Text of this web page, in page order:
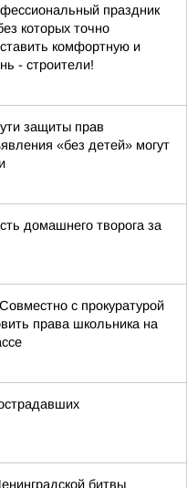
праздник
которых точно
комфортную и
- строители!
защиты прав
«без детей» могут
домашнего творога за
с прокуратурой
права школьника на
битвы